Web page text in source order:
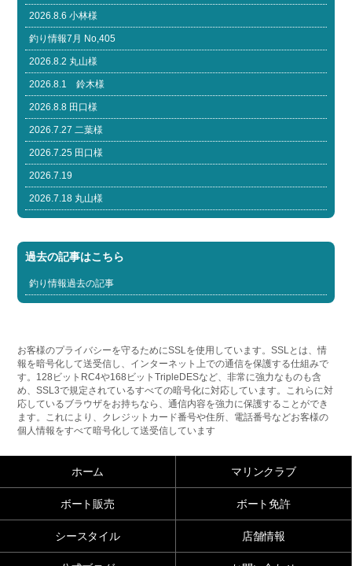
2026.8.6 小林様
釣り情報7月 No,405
2026.8.2 丸山様
2026.8.1 鈴木様
2026.8.8 田口様
2026.7.27 二葉様
2026.7.25 田口様
2026.7.19
2026.7.18 丸山様
過去の記事はこちら
釣り情報過去の記事
お客様のプライバシーを守るためにSSLを使用しています。SSLとは、情
報を暗号化して送受信し、インターネット上での通信を保護する仕組みで
す。128ビットRC4や168ビットTripleDESなど、非常に強力なものも含
め、SSL3で規定されているすべての暗号化に対応しています。これらに対
応しているブラウザをお持ちなら、通信内容を強力に保護することができ
ます。これにより、クレジットカード番号や住所、電話番号などお客様の
個人情報をすべて暗号化して送受信しています
ホーム マリンクラブ
ボート販売 ボート免許
シースタイル 店舗情報